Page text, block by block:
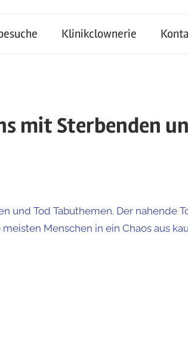
Klinikclownerie
mit Sterbenden
und Tod Tabuthemen. Der nahende
Menschen in ein Chaos aus